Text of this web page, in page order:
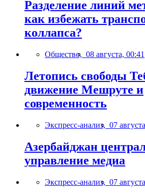
Разделение линий
как избежать
коллапса?
Общество, 08 августа, 00:41
Летопись свободы
движение Мешруте и
современность
Экспресс-анализ, 07
Азербайджан
управление медиа
Экспресс-анализ, 07